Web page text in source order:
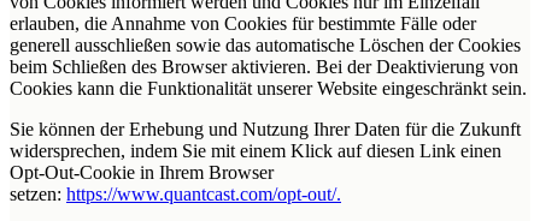
erlauben, die Annahme von Cookies für bestimmte Fälle oder
generell ausschließen sowie das automatische Löschen der Cookies
beim Schließen des Browser aktivieren. Bei der Deaktivierung von
Cookies kann die Funktionalität unserer Website eingeschränkt sein.
Sie können der Erhebung und Nutzung Ihrer Daten für die Zukunft
widersprechen, indem Sie mit einem Klick auf diesen Link einen
Opt-Out-Cookie in Ihrem Browser
setzen: https://www.quantcast.com/opt-out/.